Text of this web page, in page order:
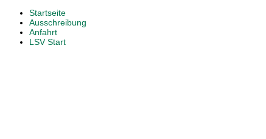
Startseite
Ausschreibung
Anfahrt
LSV Start